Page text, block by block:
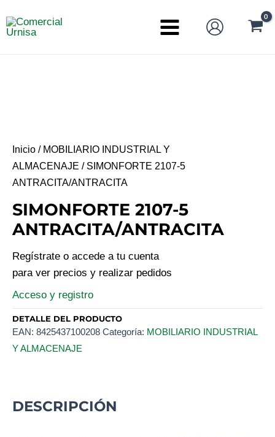
al
Main
Inicio / MOBILIARIO INDUSTRIAL Y
ALMACENAJE / SIMONFORTE 2107-5
ANTRACITA/ANTRACITA
SIMONFORTE 2107-5
ANTRACITA/ANTRACITA
Regístrate o accede a tu cuenta
para ver precios y realizar pedidos
Acceso y registro
DETALLE DEL PRODUCTO
EAN: 8425437100208 Categoría: MOBILIARIO INDUSTRIAL
Y ALMACENAJE
DESCRIPCIÓN